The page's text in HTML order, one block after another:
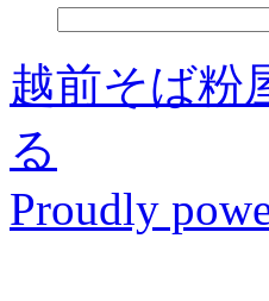
越前そば粉
る
Proudly